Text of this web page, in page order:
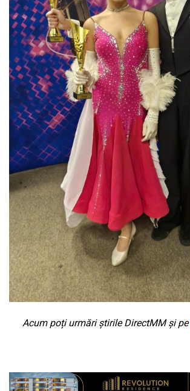
Acum poți urmări știrile DirectMM și pe